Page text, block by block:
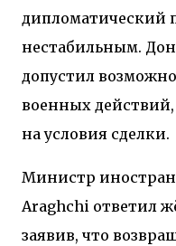
дипломатический
нестабильным.
допустил
военных действий,
на условия сделки.
Министр
Araghchi ответил
заявив, что